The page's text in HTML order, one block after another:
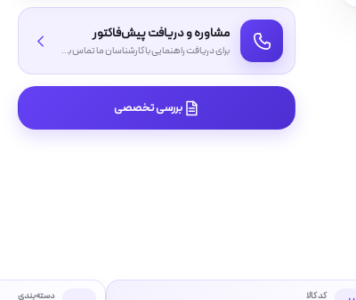
مشاوره و دریافت پیش‌فاکتور
برای دریافت راهنمایی با کارشناسان ما تماس بگیرید
بررسی تخصصی
کد کالا دسته‌بندی